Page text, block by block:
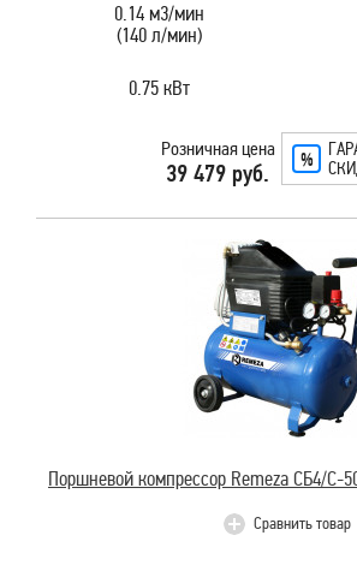
0.14 м3/мин
(140 л/мин)
0.75 кВт
Розничная цена
39 479 руб.
Поршневой компрессор Remeza СБ4/С-
Сравнить товар